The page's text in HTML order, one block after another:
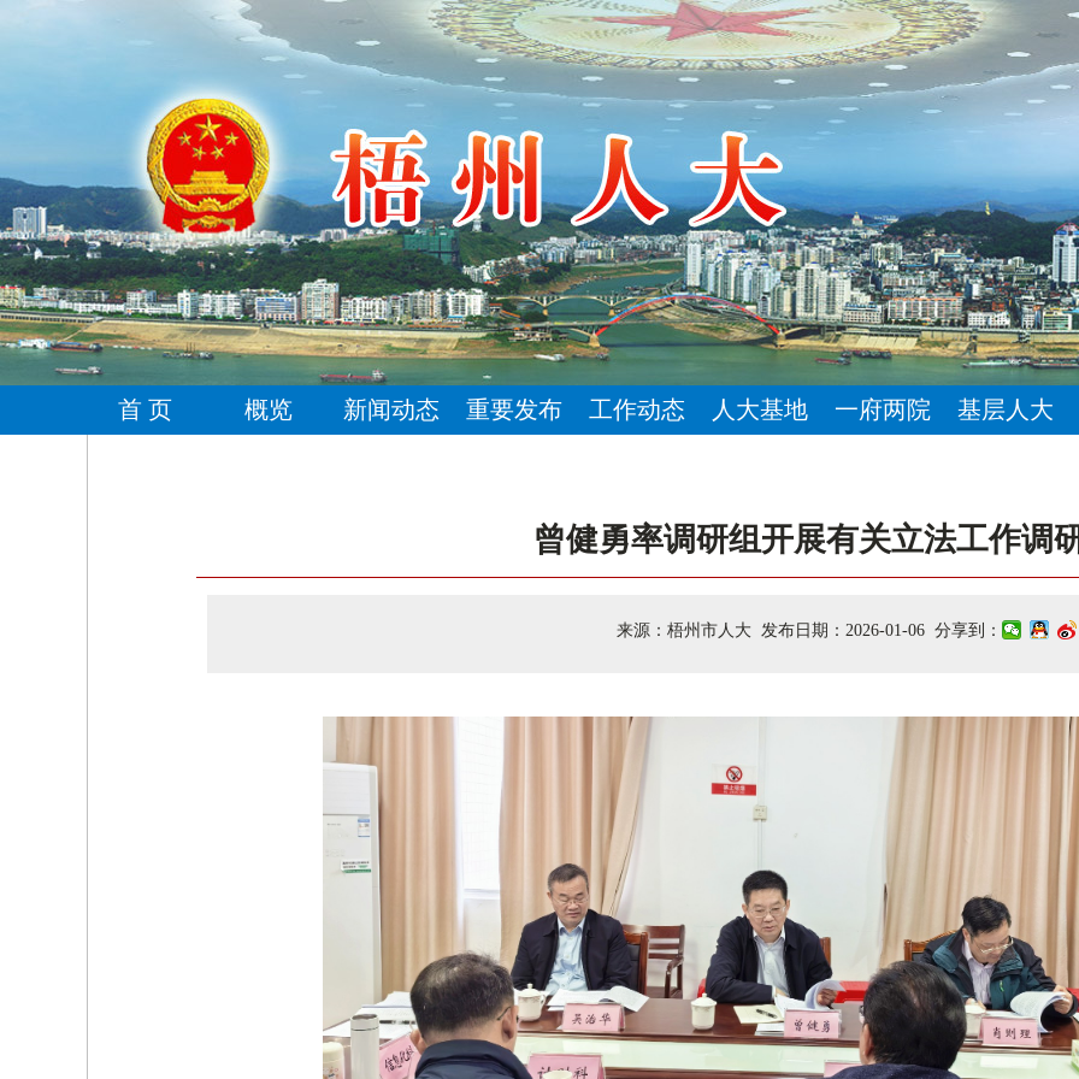
首 页 概览 新闻动态 重要发布 工作动态 人大基地 一府两院 基层人大
曾健勇率调研组开展有关立法工作调
来源：梧州市人大 发布日期：2026-01-06 分享到：